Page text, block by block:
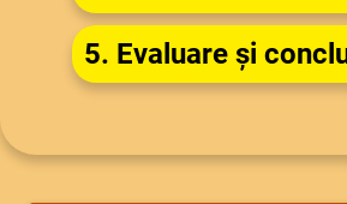
5. Evaluare și